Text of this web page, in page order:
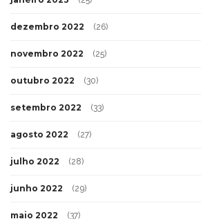
dezembro 2022 (26)
novembro 2022 (25)
outubro 2022 (30)
setembro 2022 (33)
agosto 2022 (27)
julho 2022 (28)
junho 2022 (29)
maio 2022 (37)